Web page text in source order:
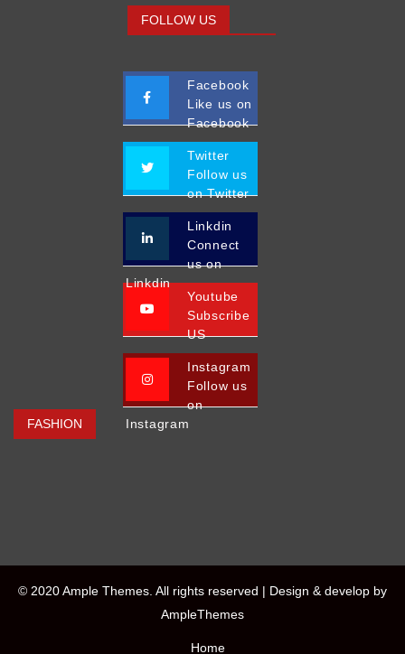
FASHION
FOLLOW US
Facebook
Like us on
Facebook
Twitter
Follow us
on Twitter
Linkdin
Connect
us on
Linkdin
Youtube
Subscribe
US
Instagram
Follow us
on
Instagram
© 2020 Ample Themes. All rights reserved | Design & develop by
AmpleThemes
Home